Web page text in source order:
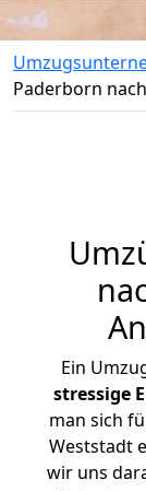
Paderborn
Ein
stressige
man sich
Weststadt
wir uns